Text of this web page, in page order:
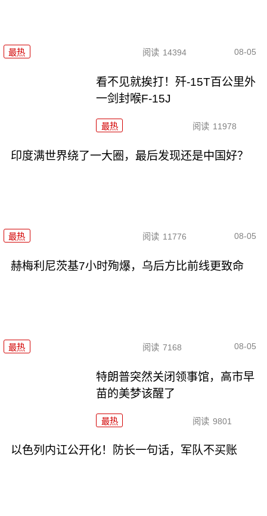
最热 阅读 14394 08-05
看不见就挨打！歼-15T百公里外
一剑封喉F-15J
最热 阅读 11978
印度满世界绕了一大圈，最后发现还是中国好？
最热 阅读 11776 08-05
赫梅利尼茨基7小时殉爆，乌后方比前线更致命
最热 阅读 7168 08-05
特朗普突然关闭领事馆，高市早
苗的美梦该醒了
最热 阅读 9801
以色列内讧公开化！防长一句话，军队不买账